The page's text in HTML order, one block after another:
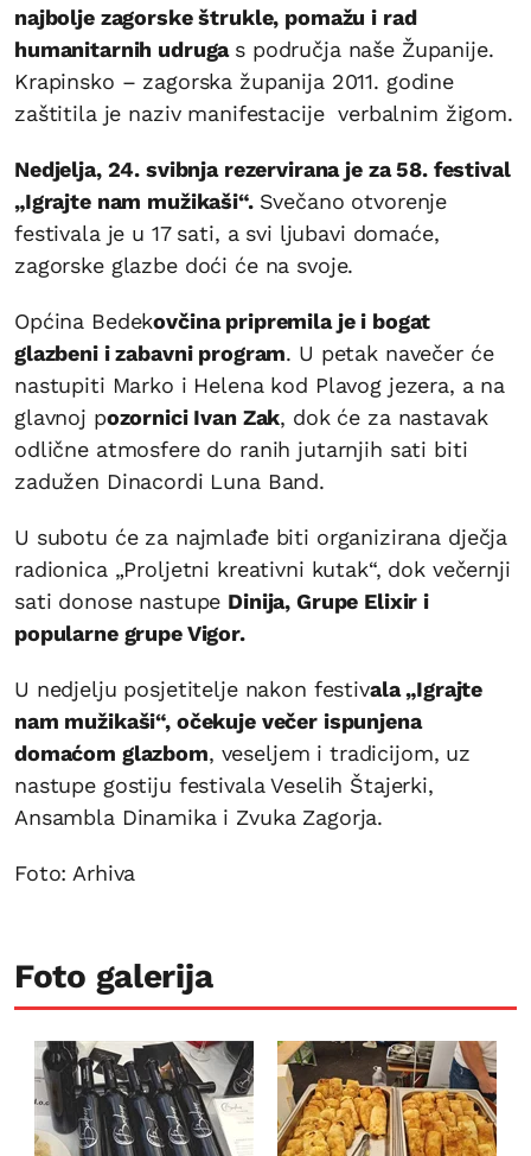
najbolje zagorske štrukle, pomažu i rad
humanitarnih udruga s područja naše Županije.
Krapinsko – zagorska županija 2011. godine
zaštitila je naziv manifestacije verbalnim žigom.
Nedjelja, 24. svibnja rezervirana je za 58. festival
„Igrajte nam mužikaši“. Svečano otvorenje
festivala je u 17 sati, a svi ljubavi domaće,
zagorske glazbe doći će na svoje.
Općina Bedekovčina pripremila je i bogat
glazbeni i zabavni program. U petak navečer će
nastupiti Marko i Helena kod Plavog jezera, a na
glavnoj pozornici Ivan Zak, dok će za nastavak
odlične atmosfere do ranih jutarnjih sati biti
zadužen Dinacordi Luna Band.
U subotu će za najmlađe biti organizirana dječja
radionica „Proljetni kreativni kutak“, dok večernji
sati donose nastupe Dinija, Grupe Elixir i
popularne grupe Vigor.
U nedjelju posjetitelje nakon festivala „Igrajte
nam mužikaši“, očekuje večer ispunjena
domaćom glazbom, veseljem i tradicijom, uz
nastupe gostiju festivala Veselih Štajerki,
Ansambla Dinamika i Zvuka Zagorja.
Foto: Arhiva
Foto galerija